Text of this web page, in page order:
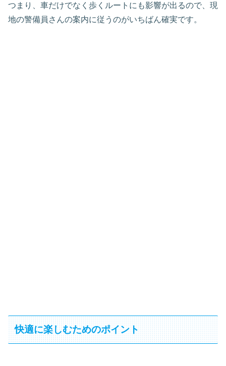
つまり、車だけでなく歩くルートにも影響が出るので、現
地の警備員さんの案内に従うのがいちばん確実です。
快適に楽しむためのポイント